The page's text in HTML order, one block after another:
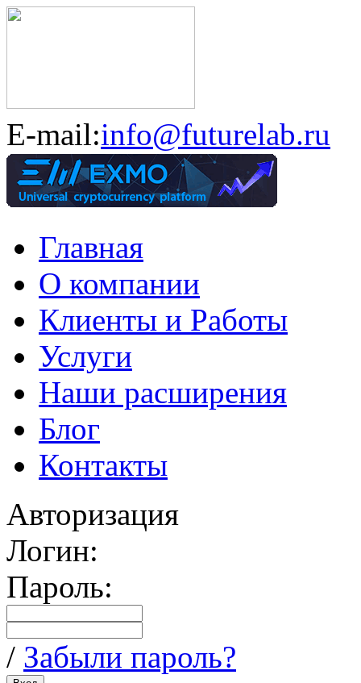
E-mail:info@futurelab.ru
Главная
О компании
Клиенты и Работы
Услуги
Наши расширения
Блог
Контакты
Авторизация
Логин:
Пароль:
/ Забыли пароль?